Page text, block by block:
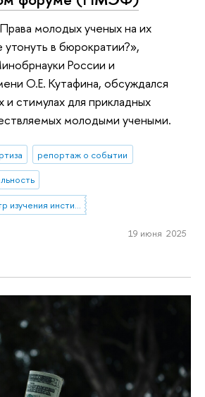
молодых ученых на их
утонуть в бюрократии?»,
России и
О.Е. Кутафина, обсуждался
и стимулах для прикладных
молодыми учеными.
репортаж о событии
Международный центр изучения институтов и развития
19 июня 2025